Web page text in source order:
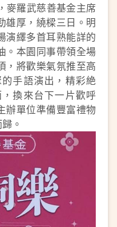
麥羅武慈善基金主席
雄厚，繞樑三日。明
演繹多首耳熟能詳的
。本園同事帶領全場
，將歡樂氣氛推至高
手語演出，精彩絶
換來台下一片歡呼
辦單位準備豐富禮物
。